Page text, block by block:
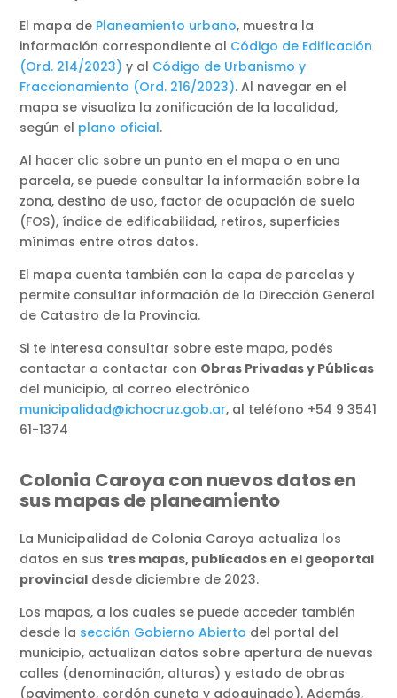
El mapa de Planeamiento urbano, muestra la
información correspondiente al Código de Edificación
(Ord. 214/2023) y al Código de Urbanismo y
Fraccionamiento (Ord. 216/2023). Al navegar en el
mapa se visualiza la zonificación de la localidad,
según el plano oficial.
Al hacer clic sobre un punto en el mapa o en una
parcela, se puede consultar la información sobre la
zona, destino de uso, factor de ocupación de suelo
(FOS), índice de edificabilidad, retiros, superficies
mínimas entre otros datos.
El mapa cuenta también con la capa de parcelas y
permite consultar información de la Dirección General
de Catastro de la Provincia.
Si te interesa consultar sobre este mapa, podés
contactar a contactar con Obras Privadas y Públicas
del municipio, al correo electrónico
municipalidad@ichocruz.gob.ar, al teléfono +54 9 3541
61-1374
Colonia Caroya con nuevos datos en
sus mapas de planeamiento
La Municipalidad de Colonia Caroya actualiza los
datos en sus tres mapas, publicados en el geoportal
provincial desde diciembre de 2023.
Los mapas, a los cuales se puede acceder también
desde la sección Gobierno Abierto del portal del
municipio, actualizan datos sobre apertura de nuevas
calles (denominación, alturas) y estado de obras
(pavimento, cordón cuneta y adoquinado). Además,